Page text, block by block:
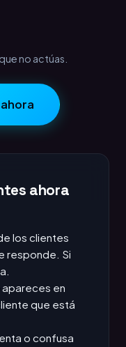
no actúas.
ahora
los clientes
responde. Si
apareces en
que está
o confusa